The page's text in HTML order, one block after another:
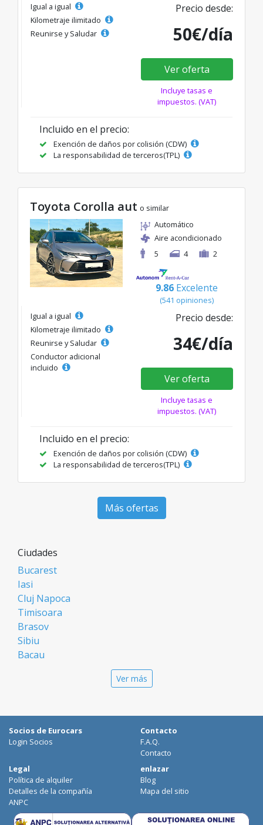
Igual a igual
Kilometraje ilimitado
Reunirse y Saludar
Precio desde:
50€/día
Ver oferta
Incluye tasas e
impuestos. (VAT)
Incluido en el precio:
Exención de daños por colisión (CDW)
La responsabilidad de terceros(TPL)
Toyota Corolla aut o similar
Automático
Aire acondicionado
5
4 2
9.86 Excelente
(541 opiniones)
Igual a igual
Kilometraje ilimitado
Reunirse y Saludar
Conductor adicional
incluido
Precio desde:
34€/día
Ver oferta
Incluye tasas e
impuestos. (VAT)
Incluido en el precio:
Exención de daños por colisión (CDW)
La responsabilidad de terceros(TPL)
Más ofertas
Ciudades
Bucarest
Iasi
Cluj Napoca
Timisoara
Brasov
Sibiu
Bacau
Galati
Suceava
Focsani
Targoviste
Ploiesti
Craiova
Ver más
Socios de Eurocars
Login Socios
Contacto
F.A.Q.
Contacto
Legal
Política de alquiler
Detalles de la compañía
ANPC
enlazar
Blog
Mapa del sitio